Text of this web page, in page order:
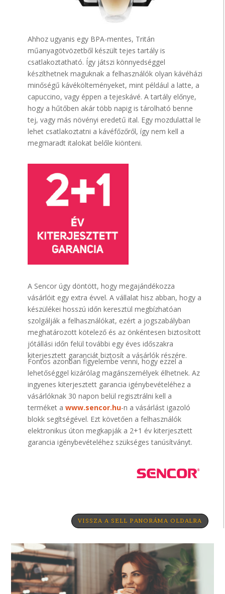
Ahhoz ugyanis egy BPA-mentes, Tritán
műanyagötvözetből készült tejes tartály is
csatlakoztatható. Így játszi könnyedséggel
készíthetnek maguknak a felhasználók olyan kávéházi
minőségű kávékölteményeket, mint például a latte, a
capuccino, vagy éppen a tejeskávé. A tartály előnye,
hogy a hűtőben akár több napig is tárolható benne
tej, vagy más növényi eredetű ital. Egy mozdulattal le
lehet csatlakoztatni a kávéfőzőről, így nem kell a
megmaradt italokat belőle kiönteni.
A Sencor úgy döntött, hogy megajándékozza
vásárlóit egy extra évvel. A vállalat hisz abban, hogy a
készülékei hosszú időn keresztül megbízhatóan
szolgálják a felhasználókat, ezért a jogszabályban
meghatározott kötelező és az önkéntesen biztosított
jótállási időn felül további egy éves időszakra
kiterjesztett garanciát biztosít a vásárlók részére.
Fontos azonban figyelembe venni, hogy ezzel a
lehetőséggel kizárólag magánszemélyek élhetnek. Az
ingyenes kiterjesztett garancia igénybevételéhez a
vásárlóknak 30 napon belül regisztrálni kell a
terméket awww.sencor.hu-n a vásárlást igazoló
blokk segítségével. Ezt követően a felhasználók
elektronikus úton megkapják a 2+1 év kiterjesztett
garancia igénybevételéhez szükséges tanúsítványt.
VISSZA A SELL PANORÁMA OLDALRA